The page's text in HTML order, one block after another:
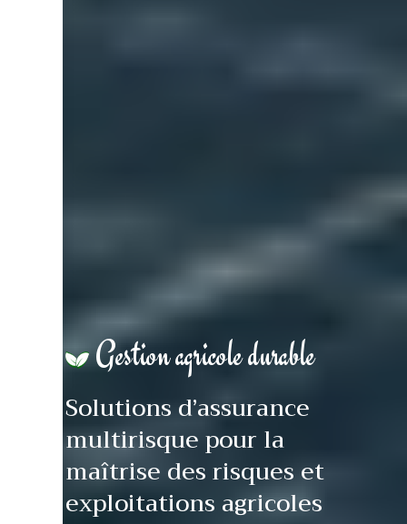
Gestion agricole durable
Solutions d’assurance
multirisque pour la
maîtrise des risques et
exploitations agricoles